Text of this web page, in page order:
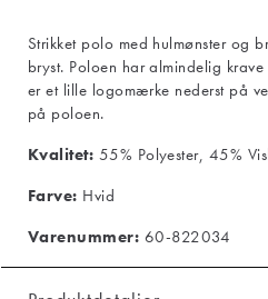
Strikket polo med hulmønster og
bryst. Poloen har almindelig
er et lille logomærke nederst på
på poloen.
Kvalitet: 55% Polyester, 45%
Farve: Hvid
Varenummer: 60-822034